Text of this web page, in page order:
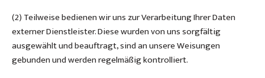
(2) Teilweise bedienen wir uns zur Verarbeitung Ihrer Daten
externer Dienstleister. Diese wurden von uns sorgfältig
ausgewählt und beauftragt, sind an unsere Weisungen
gebunden und werden regelmäßig kontrolliert.